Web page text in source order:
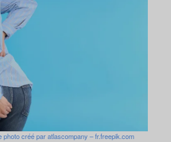
photo créé par atlascompany – fr.freepik.com